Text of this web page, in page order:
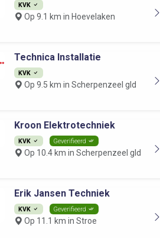
KVK
Op 9.1 km in Hoevelaken
Technica Installatie
KVK
Op 9.5 km in Scherpenzeel gld
Kroon Elektrotechniek
KVK Geverifieerd
Op 10.4 km in Scherpenzeel gld
Erik Jansen Techniek
KVK Geverifieerd
Op 11.1 km in Stroe